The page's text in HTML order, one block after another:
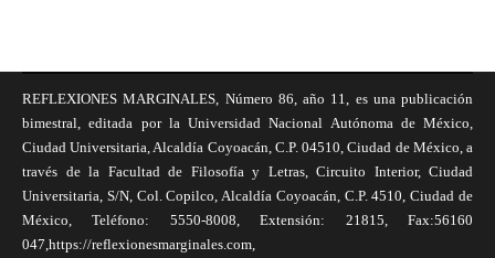
REFLEXIONES MARGINALES, Número 86, año 11, es una publicación
bimestral, editada por la Universidad Nacional Autónoma de México,
Ciudad Universitaria, Alcaldía Coyoacán, C.P. 04510, Ciudad de México, a
través de la Facultad de Filosofía y Letras, Circuito Interior, Ciudad
Universitaria, S/N, Col. Copilco, Alcaldía Coyoacán, C.P. 4510, Ciudad de
México, Teléfono: 5550-8008, Extensión: 21815, Fax:56160
047,https://reflexionesmarginales.com,